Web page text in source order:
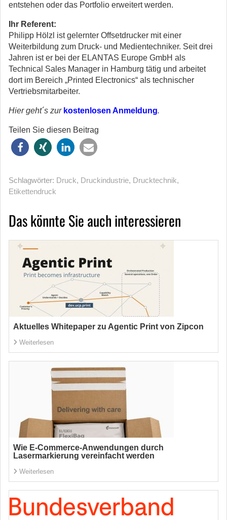
entstehen oder das Portfolio erweitert werden.
Ihr Referent:
Philipp Hölzl ist gelernter Offsetdrucker mit einer
Weiterbildung zum Druck- und Medientechniker. Seit drei
Jahren ist er bei der ELANTAS Europe GmbH als
Technical Sales Manager in Hamburg tätig und arbeitet
dort im Bereich „Printed Electronics“ als technischer
Vertriebsmitarbeiter.
Hier geht´s zur kostenlosen Anmeldung.
Teilen Sie diesen Beitrag
Schlagwörter: Druck, Druckindustrie, Drucktechnik,
Etikettendruck
Das könnte Sie auch interessieren
Aktuelles Whitepaper zu Agentic Print von Zipcon
Weiterlesen
Wie E-Commerce-Anwendungen durch
Lasermarkierung vereinfacht werden
Weiterlesen